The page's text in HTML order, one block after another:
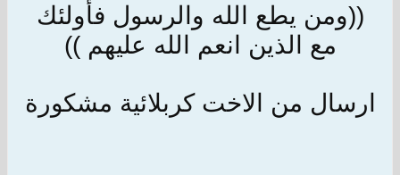
((ومن يطع الله والرسول فأولئك
مع الذين انعم الله عليهم ))
ارسال من الاخت كربلائية مشكورة